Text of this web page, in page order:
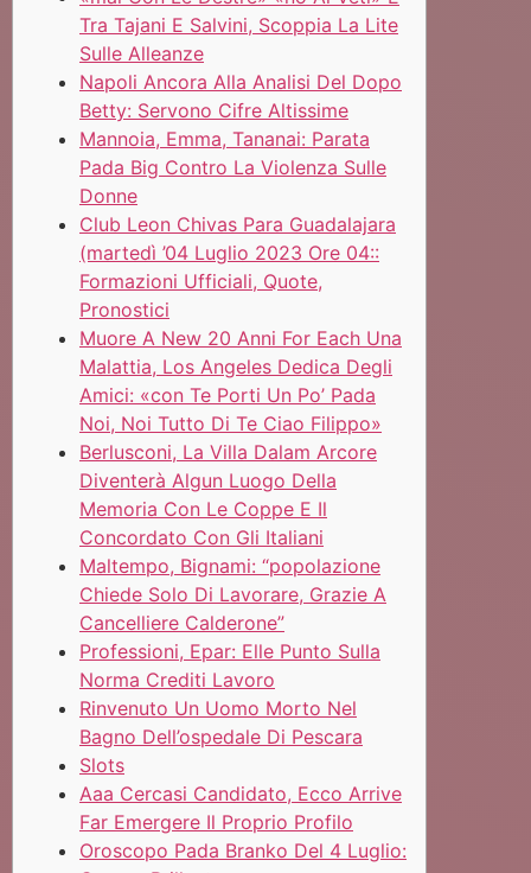
Tra Tajani E Salvini, Scoppia La Lite
Sulle Alleanze
Napoli Ancora Alla Analisi Del Dopo
Betty: Servono Cifre Altissime
Mannoia, Emma, Tananai: Parata
Pada Big Contro La Violenza Sulle
Donne
Club Leon Chivas Para Guadalajara
(martedì ’04 Luglio 2023 Ore 04::
Formazioni Ufficiali, Quote,
Pronostici
Muore A New 20 Anni For Each Una
Malattia, Los Angeles Dedica Degli
Amici: «con Te Porti Un Po’ Pada
Noi, Noi Tutto Di Te Ciao Filippo»
Berlusconi, La Villa Dalam Arcore
Diventerà Algun Luogo Della
Memoria Con Le Coppe E Il
Concordato Con Gli Italiani
Maltempo, Bignami: “popolazione
Chiede Solo Di Lavorare, Grazie A
Cancelliere Calderone”
Professioni, Epar: Elle Punto Sulla
Norma Crediti Lavoro
Rinvenuto Un Uomo Morto Nel
Bagno Dell’ospedale Di Pescara
Slots
Aaa Cercasi Candidato, Ecco Arrive
Far Emergere Il Proprio Profilo
Oroscopo Pada Branko Del 4 Luglio: